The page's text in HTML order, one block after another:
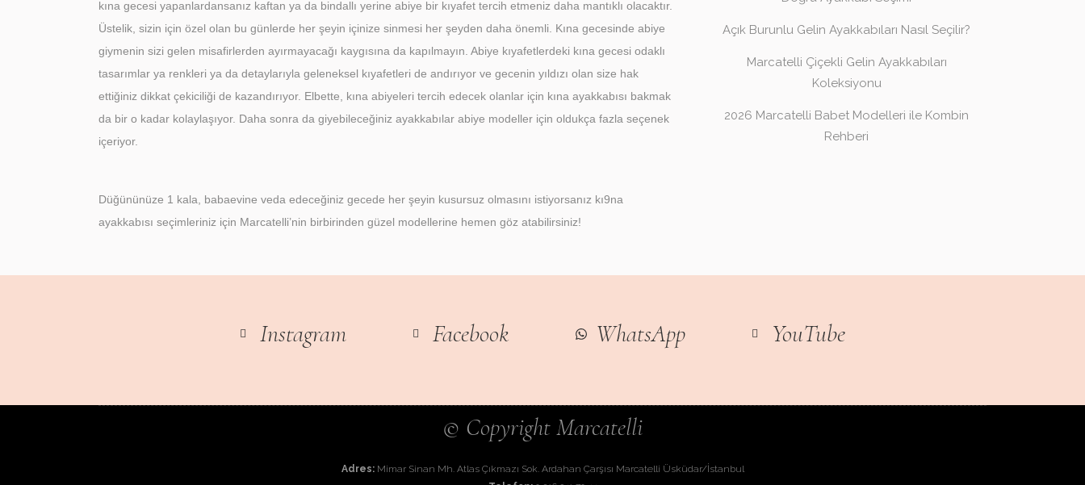
kına gecesi yapanlardansanız kaftan ya da bindallı yerine abiye bir kıyafet tercih etmeniz daha mantıklı olacaktır.
Üstelik, sizin için özel olan bu günlerde her şeyin içinize sinmesi her şeyden daha önemli. Kına gecesinde abiye
giymenin sizi gelen misafirlerden ayırmayacağı kaygısına da kapılmayın. Abiye kıyafetlerdeki kına gecesi odaklı
tasarımlar ya renkleri ya da detaylarıyla geleneksel kıyafetleri de andırıyor ve gecenin yıldızı olan size hak
ettiğiniz dikkat çekiciliği de kazandırıyor. Elbette, kına abiyeleri tercih edecek olanlar için kına ayakkabısı bakmak
da bir o kadar kolaylaşıyor. Daha sonra da giyebileceğiniz ayakkabılar abiye modeller için oldukça fazla seçenek
içeriyor.
Düğününüze 1 kala, babaevine veda edeceğiniz gecede her şeyin kusursuz olmasını istiyorsanız kı9na
ayakkabısı seçimleriniz için Marcatelli’nin birbirinden güzel modellerine hemen göz atabilirsiniz!
Açık Burunlu Gelin Ayakkabıları Nasıl Seçilir?
Marcatelli Çiçekli Gelin Ayakkabıları
Koleksiyonu
2026 Marcatelli Babet Modelleri ile Kombin
Rehberi
Instagram Facebook WhatsApp YouTube
© Copyright Marcatelli
Adres: Mimar Sinan Mh. Atlas Çıkmazı Sok. Ardahan Çarşısı Marcatelli Üsküdar/İstanbul